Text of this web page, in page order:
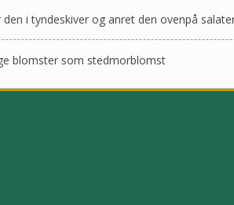
i tyndeskiver og anret den ovenpå
blomster som stedmorblomst